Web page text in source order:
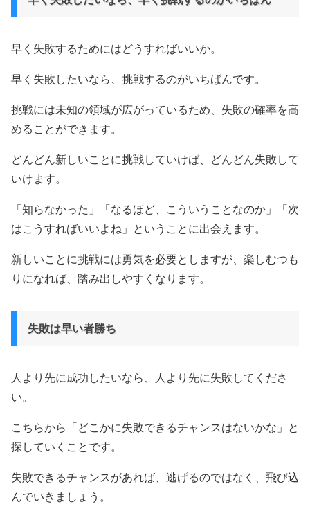
早く失敗するためにはどうすればいいか。
早く失敗したいなら、挑戦するのがいちばんです。
挑戦には未知の領域が広がっているため、失敗の確率を高
めることができます。
どんどん新しいことに挑戦していけば、どんどん失敗して
いけます。
「知らなかった」「なるほど、こういうことなのか」「次
はこうすればいいよね」ということに出会えます。
新しいことに挑戦には勇気を必要としますが、楽しむつも
りになれば、踏み出しやすくなります。
失敗は早い者勝ち
人より先に成功したいなら、人より先に失敗してくださ
い。
こちらから「どこかに失敗できるチャンスはないかな」と
探していくことです。
失敗できるチャンスがあれば、逃げるのではなく、飛び込
んでいきましょう。